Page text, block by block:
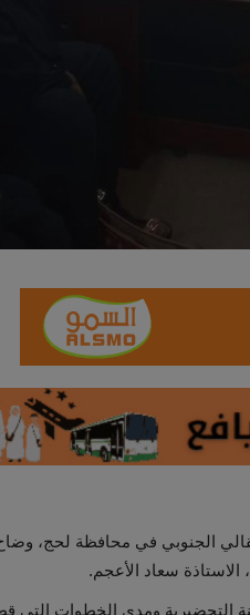
الجنوبي في محافظة لحج، وضاح
سعاد الأعجم.
ومدى الخطوات التي